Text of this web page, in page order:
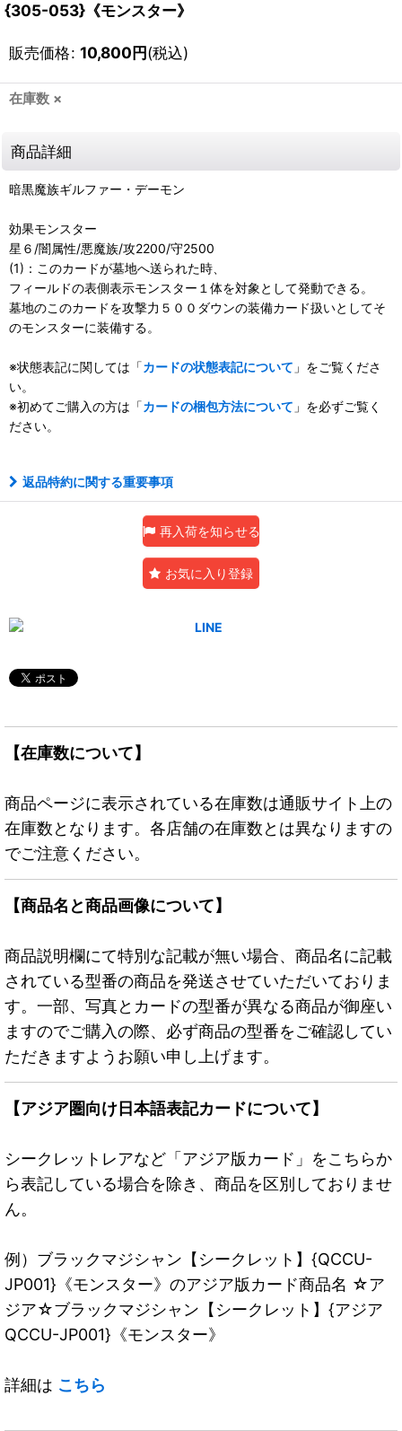
{305-053}《モンスター》
販売価格: 10,800円(税込)
在庫数 ×
商品詳細
暗黒魔族ギルファー・デーモン
効果モンスター
星６/闇属性/悪魔族/攻2200/守2500
(1)：このカードが墓地へ送られた時、
フィールドの表側表示モンスター１体を対象として発動できる。
墓地のこのカードを攻撃力５００ダウンの装備カード扱いとしてそ
のモンスターに装備する。
※状態表記に関しては「カードの状態表記について 」をご覧くださ
い。
※初めてご購入の方は「カードの梱包方法について 」を必ずご覧く
ださい。
返品特約に関する重要事項
再入荷を知らせる
お気に入り登録
【在庫数について】
商品ページに表示されている在庫数は通販サイト上の
在庫数となります。各店舗の在庫数とは異なりますの
でご注意ください。
【商品名と商品画像について】
商品説明欄にて特別な記載が無い場合、商品名に記載
されている型番の商品を発送させていただいておりま
す。一部、写真とカードの型番が異なる商品が御座い
ますのでご購入の際、必ず商品の型番をご確認してい
ただきますようお願い申し上げます。
【アジア圏向け日本語表記カードについて】
シークレットレアなど「アジア版カード」をこちらか
ら表記している場合を除き、商品を区別しておりませ
ん。
例）ブラックマジシャン【シークレット】{QCCU-
JP001}《モンスター》のアジア版カード商品名 ☆ア
ジア☆ブラックマジシャン【シークレット】{アジア
QCCU-JP001}《モンスター》
詳細は こちら